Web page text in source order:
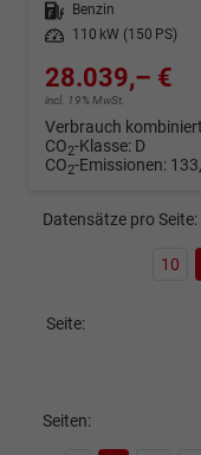
Kraftstoff
Benzin
Leistung
110 kW (150 PS)
28.039,– €
incl. 19% MwSt.
Verbrauch
CO2-Klasse: D
CO2-Emissionen:
Datensätze pro Seite:
10
Seite:
Seiten: